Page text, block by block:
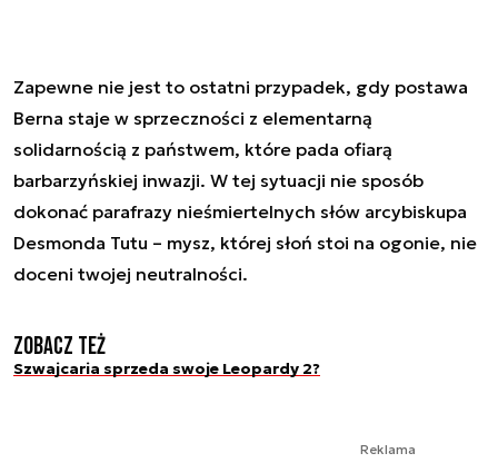
Zapewne nie jest to ostatni przypadek, gdy postawa
Berna staje w sprzeczności z elementarną
solidarnością z państwem, które pada ofiarą
barbarzyńskiej inwazji. W tej sytuacji nie sposób
dokonać parafrazy nieśmiertelnych słów arcybiskupa
Desmonda Tutu – mysz, której słoń stoi na ogonie, nie
doceni twojej neutralności.
Zobacz też
Szwajcaria sprzeda swoje Leopardy 2?
Reklama